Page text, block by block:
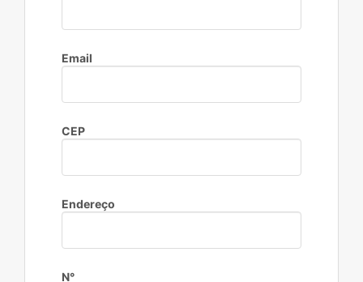
Email
CEP
Endereço
N°